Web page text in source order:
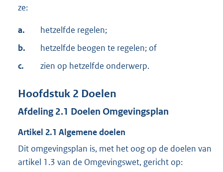
ze:
a.
hetzelfde regelen;
b.
hetzelfde beogen te regelen; of
c.
zien op hetzelfde onderwerp.
Hoofdstuk 2 Doelen
Afdeling 2.1 Doelen Omgevingsplan
Artikel 2.1 Algemene doelen
Dit omgevingsplan is, met het oog op de doelen van
artikel 1.3 van de Omgevingswet, gericht op: